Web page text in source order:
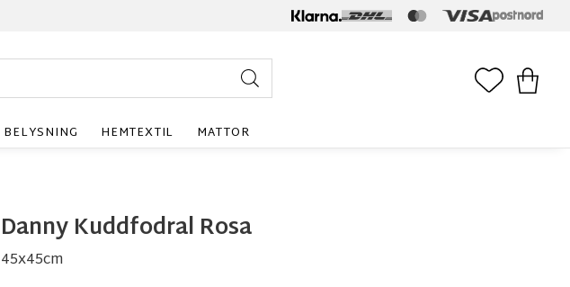
BELYSNING HEMTEXTIL MATTOR
Danny Kuddfodral Rosa
45x45cm